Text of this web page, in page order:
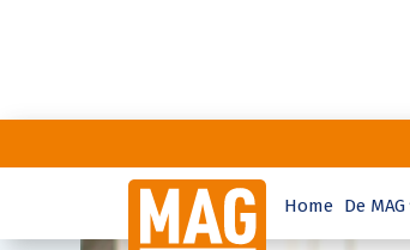
Home De MAG